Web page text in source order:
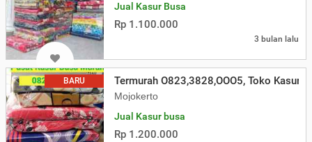
Jual Kasur Busa
Rp 1.100.000
3 bulan lalu
BARU Termurah O823,3828,OOO5, Toko Kasur
Mojokerto
Jual Kasur busa
Rp 1.200.000